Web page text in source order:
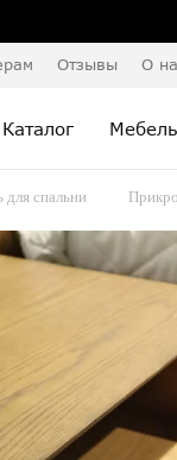
Отзывы О
Каталог
для спальни